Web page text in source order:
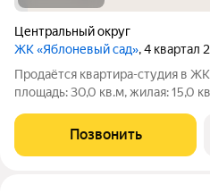
Центральный округ
ЖК «Яблоневый сад», 4 квартал
Продаётся квартира-студия в
площадь: 30,0 кв.м, жилая: 15,0
гардеробную 2,9 кв.м. Санузел
Позвонить